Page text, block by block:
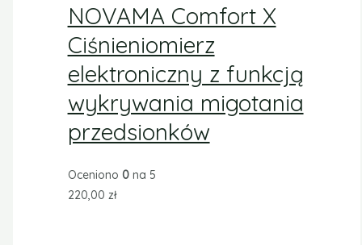
NOVAMA Comfort X
Ciśnieniomierz
elektroniczny z funkcją
wykrywania migotania
przedsionków
Oceniono 0na 5
220,00 zł